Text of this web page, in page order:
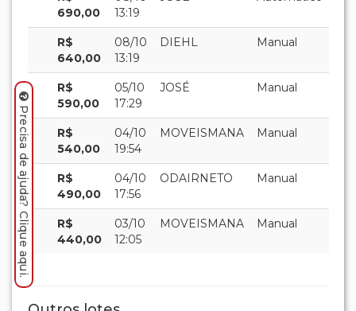
690,00
13:19
R$
640,00
08/10
13:19
DIEHL Manual
R$
590,00
05/10
17:29
JOSÉ Manual
R$
540,00
04/10
19:54
MOVEISMANA Manual
R$
490,00
04/10
17:56
ODAIRNETO Manual
R$
440,00
03/10
12:05
MOVEISMANA Manual
Precisa de ajuda? Clique aqui.